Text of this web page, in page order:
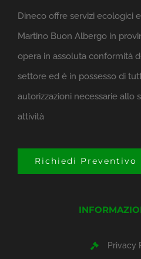
Dineco offre servizi ecologici
Martino Buon Albergo in
opera in assoluta conformità
settore ed è in possesso di
autorizzazioni necessarie
attività
Richiedi Preventivo
Privacy